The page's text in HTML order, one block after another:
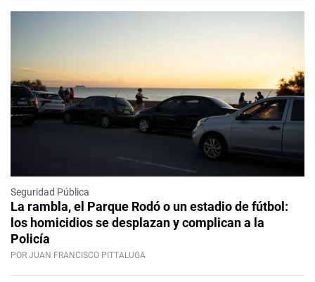
Seguridad Pública
La rambla, el Parque Rodó o un estadio de fútbol:
los homicidios se desplazan y complican a la
Policía
POR JUAN FRANCISCO PITTALUGA